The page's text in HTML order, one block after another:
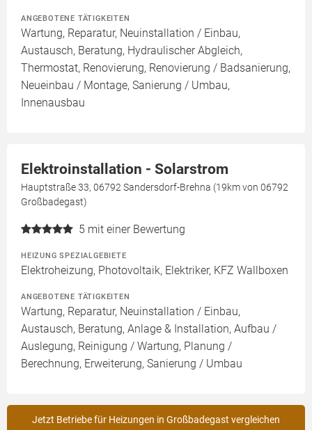
ANGEBOTENE TÄTIGKEITEN
Wartung, Reparatur, Neuinstallation / Einbau,
Austausch, Beratung, Hydraulischer Abgleich,
Thermostat, Renovierung, Renovierung / Badsanierung,
Neueinbau / Montage, Sanierung / Umbau,
Innenausbau
Elektroinstallation - Solarstrom
Hauptstraße 33, 06792 Sandersdorf-Brehna (19km von 06792
Großbadegast)
5 mit einer Bewertung
HEIZUNG SPEZIALGEBIETE
Elektroheizung, Photovoltaik, Elektriker, KFZ Wallboxen
ANGEBOTENE TÄTIGKEITEN
Wartung, Reparatur, Neuinstallation / Einbau,
Austausch, Beratung, Anlage & Installation, Aufbau /
Auslegung, Reinigung / Wartung, Planung /
Berechnung, Erweiterung, Sanierung / Umbau
Jetzt Betriebe für Heizungen in Großbadegast vergleichen